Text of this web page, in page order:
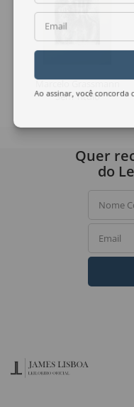
Marcelo Grassmann
Sem Título
Email
Ao assinar, você concorda
Quer
do
Nome
Email